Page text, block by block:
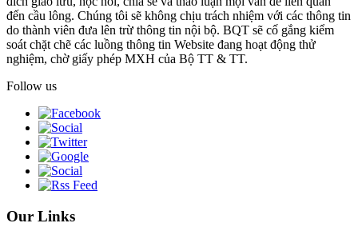
đến cầu lông. Chúng tôi sẽ không chịu trách nhiệm với các thông tin
do thành viên đưa lên trừ thông tin nội bộ. BQT sẽ cố gắng kiểm
soát chặt chẽ các luồng thông tin Website đang hoạt động thử
nghiệm, chờ giấy phép MXH của Bộ TT & TT.
Follow us
Our Links